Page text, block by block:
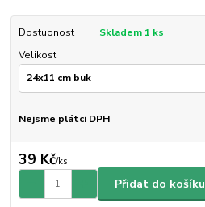
Dostupnost
Skladem 1 ks
Velikost
Nejsme plátci DPH
39 Kč/ks
Přidat do košíku